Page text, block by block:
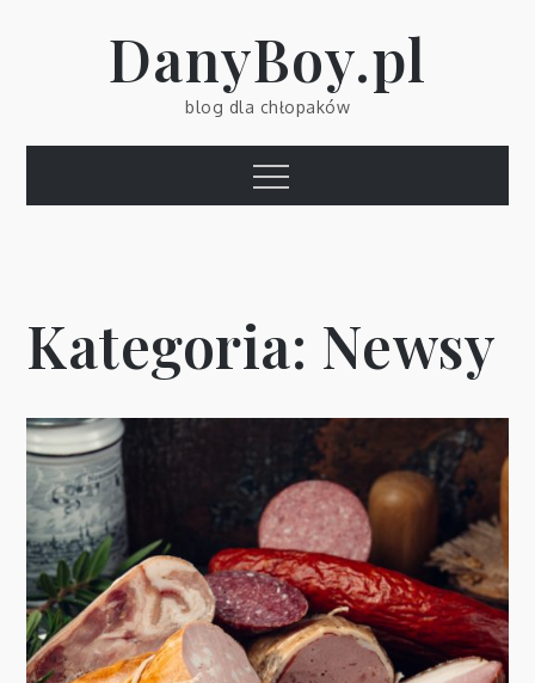
DanyBoy.pl
blog dla chłopaków
Menu
Kategoria: Newsy